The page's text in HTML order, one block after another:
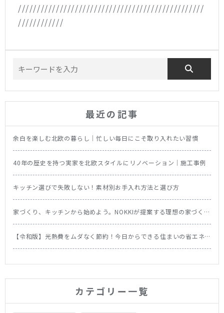
/////////////////////////////////////////////////
////////////
最近の記事
余白を楽しむ北欧の暮らし｜忙しい毎日にこそ取り入れたい習慣
40年の歴史を持つ実家を北欧スタイルにリノベーション｜施工事例
キッチン選びで失敗しない！素材別お手入れ方法と選び方
家づくり、キッチンから始めよう。NOKKIが提案する理想の家づくり
【令和版】光熱費をムダなく節約！今日からできる住まいの省エネ
カテゴリー一覧